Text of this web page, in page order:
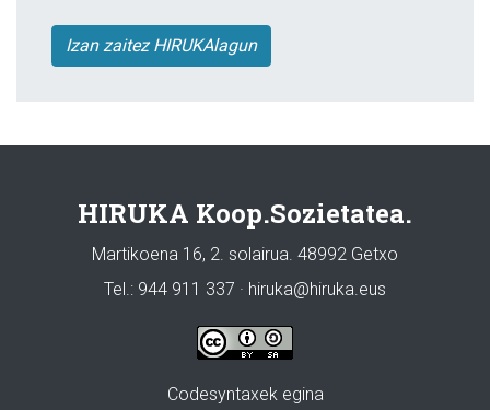
Izan zaitez HIRUKAlagun
HIRUKA Koop.Sozietatea.
Martikoena 16, 2. solairua. 48992 Getxo
Tel.: 944 911 337 · hiruka@hiruka.eus
Codesyntaxek egina